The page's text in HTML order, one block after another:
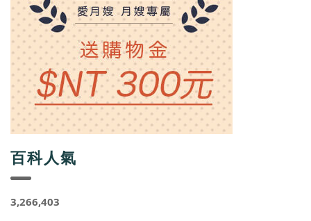
百科人氣
3,266,403